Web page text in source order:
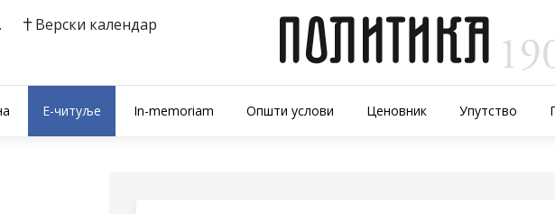
Верски календар
E-читуље In-memoriam Општи услови Ценовник Упутство